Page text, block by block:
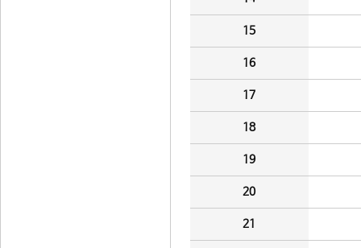
15
16
17
18
19
20
21